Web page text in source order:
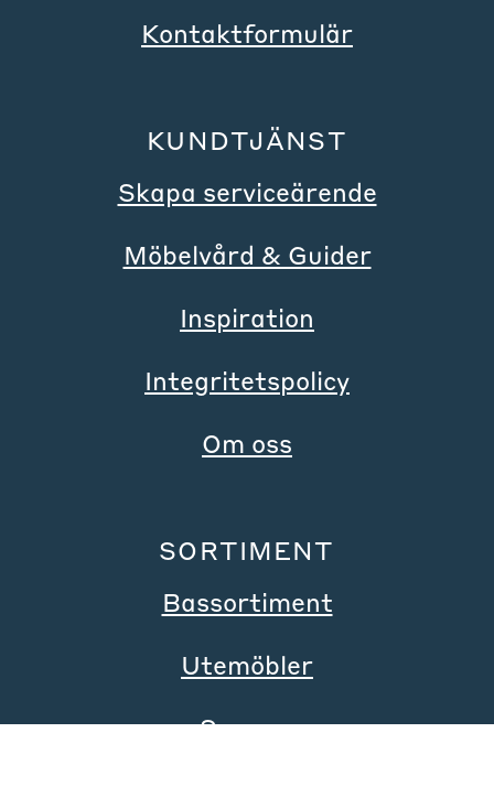
Kontaktformulär
KUNDTJÄNST
Skapa serviceärende
Möbelvård & Guider
Inspiration
Integritetspolicy
Om oss
SORTIMENT
Bassortiment
Utemöbler
Sovrum